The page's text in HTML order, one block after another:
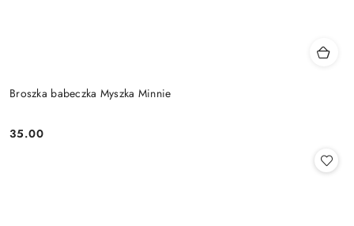
Broszka babeczka Myszka Minnie
Cena:
35.00